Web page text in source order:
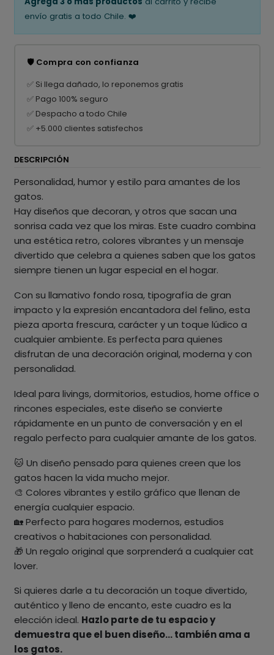
envío gratis a todo Chile. ❤️
🛡️ Compra con confianza
✅ Si llega dañado, lo reponemos gratis
✅ Pago 100% seguro
✅ Despacho a todo Chile
✅ +5.000 clientes satisfechos
DESCRIPCIÓN
Personalidad, humor y estilo para amantes de los
gatos.
Hay diseños que decoran, y otros que sacan una
sonrisa cada vez que los miras. Este cuadro combina
una estética retro, colores vibrantes y un mensaje
divertido que celebra a quienes saben que los gatos
siempre tienen un lugar especial en el hogar.
Con su llamativo fondo rosa, tipografía de gran
impacto y la expresión encantadora del felino, esta
pieza aporta frescura, carácter y un toque lúdico a
cualquier ambiente. Es perfecta para quienes
disfrutan de una decoración original, moderna y con
personalidad.
Ideal para livings, dormitorios, estudios, home office o
rincones especiales, este diseño se convierte
rápidamente en un punto de conversación y en el
regalo perfecto para cualquier amante de los gatos.
🐱 Un diseño pensado para quienes creen que los
gatos hacen la vida mucho mejor.
🎨 Colores vibrantes y estilo gráfico que llenan de
energía cualquier espacio.
🏡 Perfecto para hogares modernos, estudios
creativos o habitaciones con personalidad.
🎁 Un regalo original que sorprenderá a cualquier cat
lover.
Si quieres darle a tu decoración un toque divertido,
auténtico y lleno de encanto, este cuadro es la
elección ideal. Hazlo parte de tu espacio y
demuestra que el buen diseño… también ama a
los gatos.